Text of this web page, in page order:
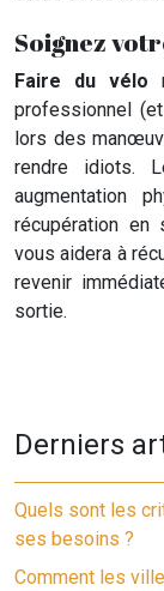
Soignez
Faire du vélo
professionnel
lors des
rendre idiots.
augmentation
récupération en
vous aidera à
revenir
sortie.
Derniers
Quels sont les
ses besoins ?
Comment les